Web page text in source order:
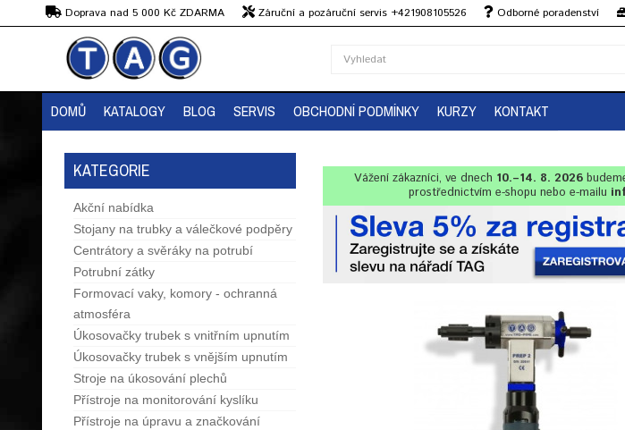
Doprava nad 5 000 Kč ZDARMA Záruční a pozáruční servis +421908105526
Odborné poradenství
Předvedení strojů
DOMŮ KATALOGY BLOG SERVIS OBCHODNÍ PODMÍNKY KURZY KONTAKT
KATEGORIE
Akční nabídka
Stojany na trubky a válečkové podpěry
Centrátory a svěráky na potrubí
Potrubní zátky
Formovací vaky, komory - ochranná
atmosféra
Úkosovačky trubek s vnitřním upnutím
Úkosovačky trubek s vnějším upnutím
Stroje na úkosování plechů
Přístroje na monitorování kyslíku
Přístroje na úpravu a značkování
Vážení zákazníci, ve dnech 10.–14. 8. 2026
prostřednictvím e-shopu nebo e-mailu